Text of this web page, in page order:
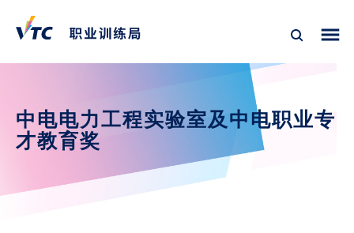
中电电力工程实验室及中电职业专
才教育奖